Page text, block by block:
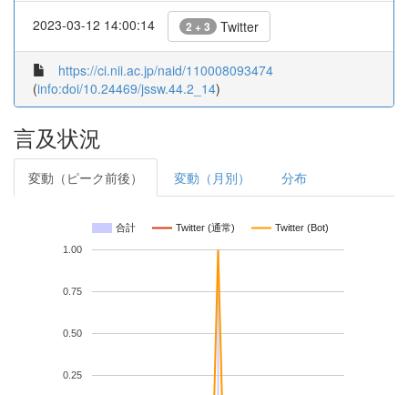
2023-03-12 14:00:14 2 + 3 Twitter
https://ci.nii.ac.jp/naid/110008093474
(info:doi/10.24469/jssw.44.2_14)
言及状況
変動（ピーク前後） 変動（月別） 分布
合計 Twitter (通常) Twitter (Bot)
0.25
0.50
0.75
1.00